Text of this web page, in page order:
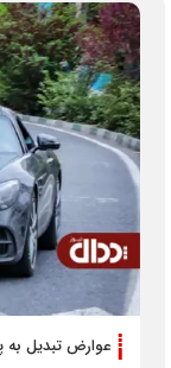
عوارض تبدیل